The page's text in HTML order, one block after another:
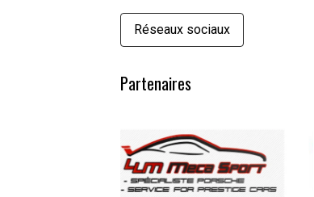
Réseaux sociaux
Partenaires